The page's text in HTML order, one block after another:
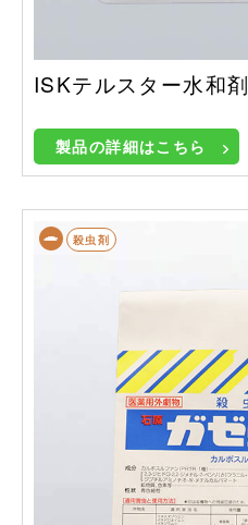
ISKテルスター水和剤
製品の詳細はこちら
殺虫剤